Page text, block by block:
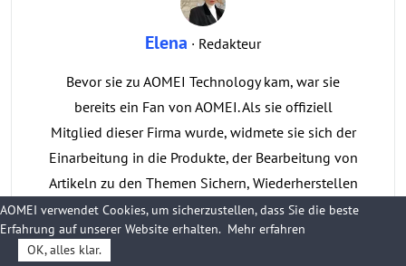
Elena · Redakteur
Bevor sie zu AOMEI Technology kam, war sie
bereits ein Fan von AOMEI. Als sie offiziell
Mitglied dieser Firma wurde, widmete sie sich der
Einarbeitung in die Produkte, der Bearbeitung von
Artikeln zu den Themen Sichern, Wiederherstellen
und Klonen und half Anwendern bei der Lösung
vieler praktischer Probleme.
AOMEI verwendet Cookies, um sicherzustellen, dass Sie die beste
Erfahrung auf unserer Website erhalten. Mehr erfahren
OK, alles klar.